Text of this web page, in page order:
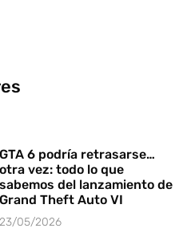
GTA 6 podría retrasarse…
otra vez: todo lo que
sabemos del lanzamiento de
Grand Theft Auto VI
23/05/2026